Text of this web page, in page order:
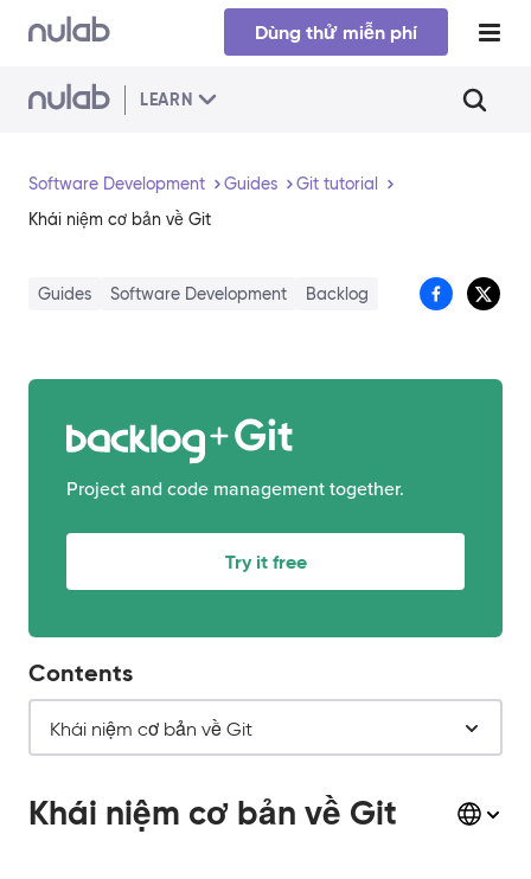
Skip to main content
Dùng thử miễn phí
LEARN
Software Development Guides
Git tutorial
​Khái niệm cơ bản về Git
Guides Software Development Backlog
Git
Project and code management together.
Try it free
​Khái niệm cơ bản về Git
Contents
​Khái niệm cơ bản về Git